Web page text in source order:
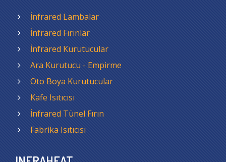
İnfrared Lambalar
İnfrared Fırınlar
İnfrared Kurutucular
Ara Kurutucu - Empirme
Oto Boya Kurutucular
Kafe Isıtıcısı
İnfrared Tünel Fırın
Fabrika Isıtıcısı